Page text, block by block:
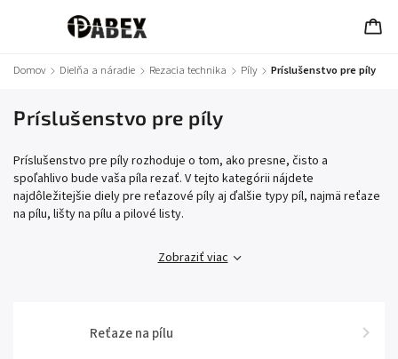
Domov / Dielňa a náradie / Rezacia technika / Píly / Príslušenstvo pre píly
Príslušenstvo pre píly
Príslušenstvo pre píly rozhoduje o tom, ako presne, čisto a
spoľahlivo bude vaša píla rezať. V tejto kategórii nájdete
najdôležitejšie diely pre reťazové píly aj ďalšie typy píl, najmä reťaze
na pílu, lišty na pílu a pilové listy.
Zobraziť viac
Reťaze na pílu